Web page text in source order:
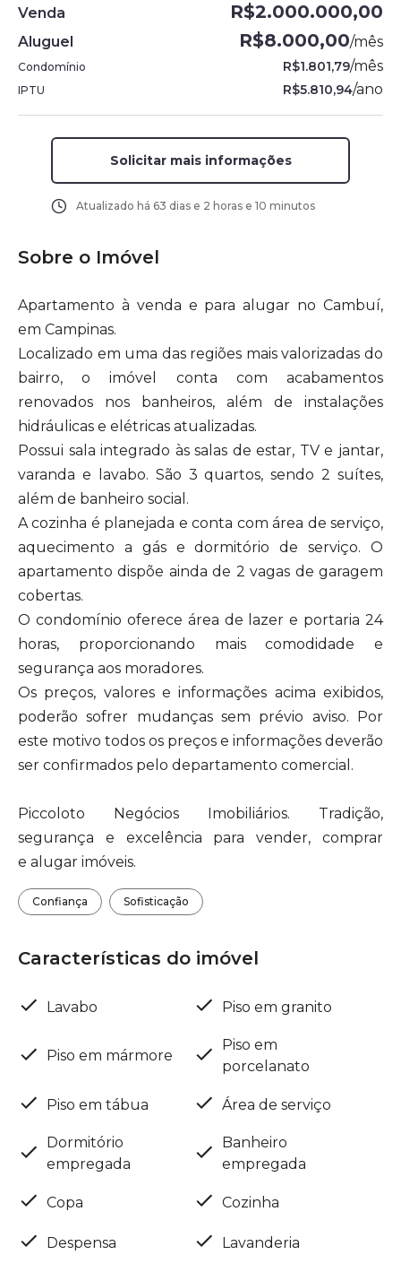
Venda R$2.000.000,00
Aluguel R$8.000,00/mês
Condomínio R$1.801,79/mês
IPTU R$5.810,94/ano
Solicitar mais informações
Atualizado há 63 dias e 2 horas e 10 minutos
Sobre o Imóvel
Apartamento à venda e para alugar no Cambuí,
em Campinas.
Localizado em uma das regiões mais valorizadas do
bairro, o imóvel conta com acabamentos
renovados nos banheiros, além de instalações
hidráulicas e elétricas atualizadas.
Possui sala integrado às salas de estar, TV e jantar,
varanda e lavabo. São 3 quartos, sendo 2 suítes,
além de banheiro social.
A cozinha é planejada e conta com área de serviço,
aquecimento a gás e dormitório de serviço. O
apartamento dispõe ainda de 2 vagas de garagem
cobertas.
O condomínio oferece área de lazer e portaria 24
horas, proporcionando mais comodidade e
segurança aos moradores.
Os preços, valores e informações acima exibidos,
poderão sofrer mudanças sem prévio aviso. Por
este motivo todos os preços e informações deverão
ser confirmados pelo departamento comercial.
Piccoloto Negócios Imobiliários. Tradição,
segurança e excelência para vender, comprar
e alugar imóveis.
Confiança Sofisticação
Características do imóvel
Lavabo Piso em granito
Piso em mármore
Piso em
porcelanato
Piso em tábua Área de serviço
Dormitório
empregada
Banheiro
empregada
Copa Cozinha
Despensa Lavanderia